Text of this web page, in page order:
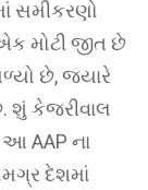
સમીકરણો
મોટી જીત છે
છે, જ્યારે
શું કેજરીવાલ
AAP ના
દેશમાં